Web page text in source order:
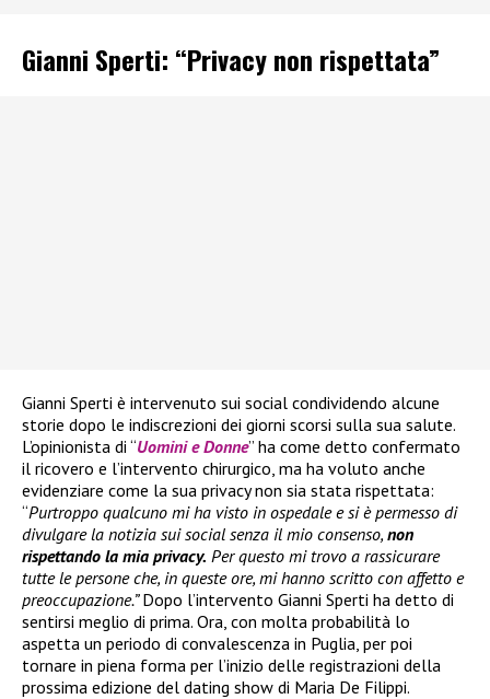
Gianni Sperti: “Privacy non rispettata”
Gianni Sperti è intervenuto sui social condividendo alcune
storie dopo le indiscrezioni dei giorni scorsi sulla sua salute.
L’opinionista di “Uomini e Donne” ha come detto confermato
il ricovero e l’intervento chirurgico, ma ha voluto anche
evidenziare come la sua privacy non sia stata rispettata:
“Purtroppo qualcuno mi ha visto in ospedale e si è permesso di
divulgare la notizia sui social senza il mio consenso, non
rispettando la mia privacy. Per questo mi trovo a rassicurare
tutte le persone che, in queste ore, mi hanno scritto con affetto e
preoccupazione.”Dopo l’intervento Gianni Sperti ha detto di
sentirsi meglio di prima. Ora, con molta probabilità lo
aspetta un periodo di convalescenza in Puglia, per poi
tornare in piena forma per l’inizio delle registrazioni della
prossima edizione del dating show di Maria De Filippi.